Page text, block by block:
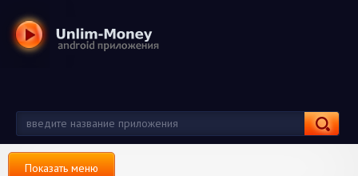
Показать меню